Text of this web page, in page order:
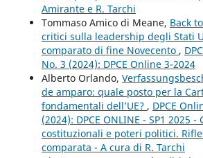
Amirante e R. Tarchi
Tommaso Amico di Meane, Back
critici sulla leadership degli Stati
comparato di fine Novecento ,
No. 3 (2024): DPCE Online 3-2024
Alberto Orlando,
de amparo: quale posto per la
fondamentali dell’UE? , DPCE
(2024): DPCE ONLINE - SP1 2025
costituzionali e poteri politici.
comparata - A cura di R. Tarchi